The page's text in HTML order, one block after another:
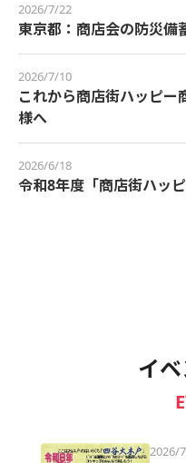
2026/7/22
東京都：商店会の防災備
2026/7/10
これから商店街ハッピー
様へ
2026/6/18
令和8年度「商店街ハッ
イ
2026/